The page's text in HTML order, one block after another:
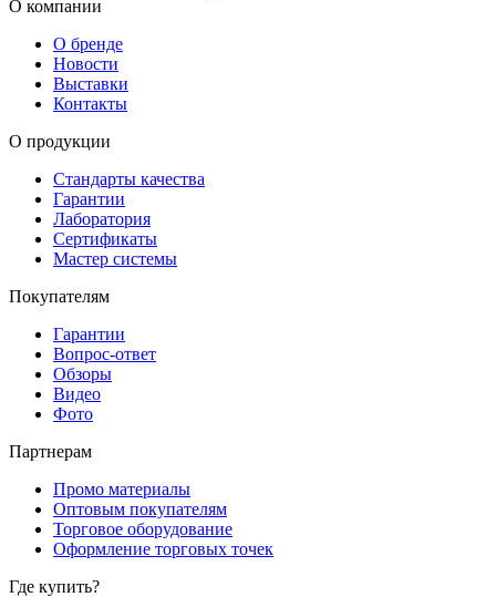
О компании
О бренде
Новости
Выставки
Контакты
О продукции
Стандарты качества
Гарантии
Лаборатория
Сертификаты
Мастер системы
Покупателям
Гарантии
Вопрос-ответ
Обзоры
Видео
Фото
Партнерам
Промо материалы
Оптовым покупателям
Торговое оборудование
Оформление торговых точек
Где купить?